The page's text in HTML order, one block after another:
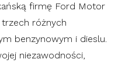
firmę Ford Motor
różnych
benzynowym i dieslu.
niezawodności,